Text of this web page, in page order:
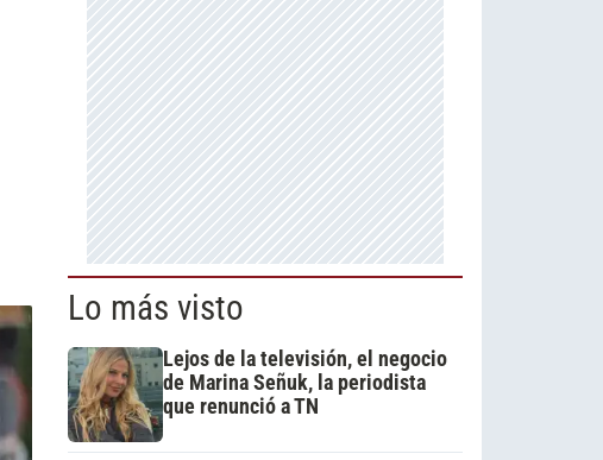
Lo más visto
Lejos de la televisión, el negocio
de Marina Señuk, la periodista
que renunció a TN